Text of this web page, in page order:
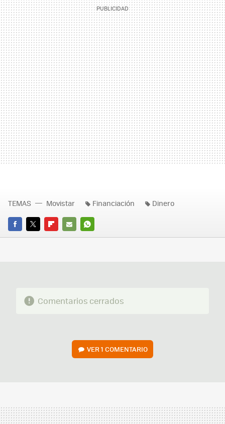
FACEBOOK
TWITTERFLIPBOARD
E-
WHATSAPP
TEMAS Movistar Financiación Dinero
Comentarios cerrados
VER1 COMENTARIO